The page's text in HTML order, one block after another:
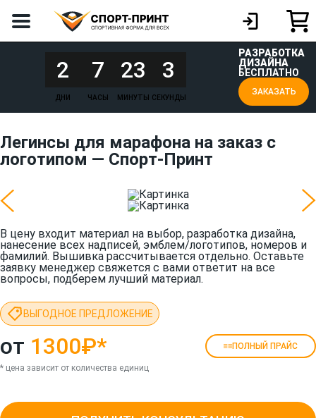
2
ДНИ
7
ЧАСЫ
23
МИНУТЫ
3
СЕКУНДЫ
РАЗРАБОТКА
ДИЗАЙНА
БЕСПЛАТНО
ЗАКАЗАТЬ
Легинсы для марафона на заказ с
логотипом — Спорт-Принт
В цену входит материал на выбор, разработка дизайна,
нанесение всех надписей, эмблем/логотипов, номеров и
фамилий. Вышивка рассчитывается отдельно. Оставьте
заявку менеджер свяжется с вами ответит на все
вопросы, подберем лучший материал.
ВЫГОДНОЕ ПРЕДЛОЖЕНИЕ
от 1300₽* ПОЛНЫЙ ПРАЙС
* цена зависит от количества единиц